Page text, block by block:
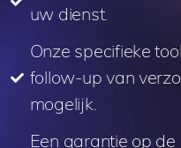
uw dienst.
Onze specifieke
follow-up van
mogelijk.
Een garantie op